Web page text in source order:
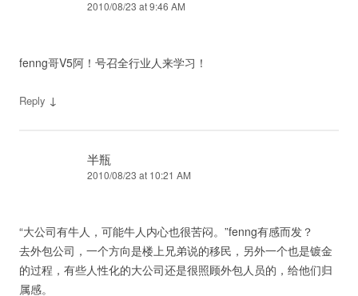
2010/08/23 at 9:46 AM
fenng哥V5阿！号召全行业人来学习！
Reply ↓
半瓶
2010/08/23 at 10:21 AM
“大公司有牛人，可能牛人内心也很苦闷。”fenng有感而发？
去外包公司，一个方向是楼上兄弟说的移民，另外一个也是镀金
的过程，有些人性化的大公司还是很照顾外包人员的，给他们归
属感。